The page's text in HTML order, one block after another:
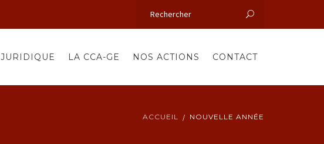
JURIDIQUE LA CCA-GE NOS ACTIONS CONTACT
ACCUEIL NOUVELLE ANNÉE